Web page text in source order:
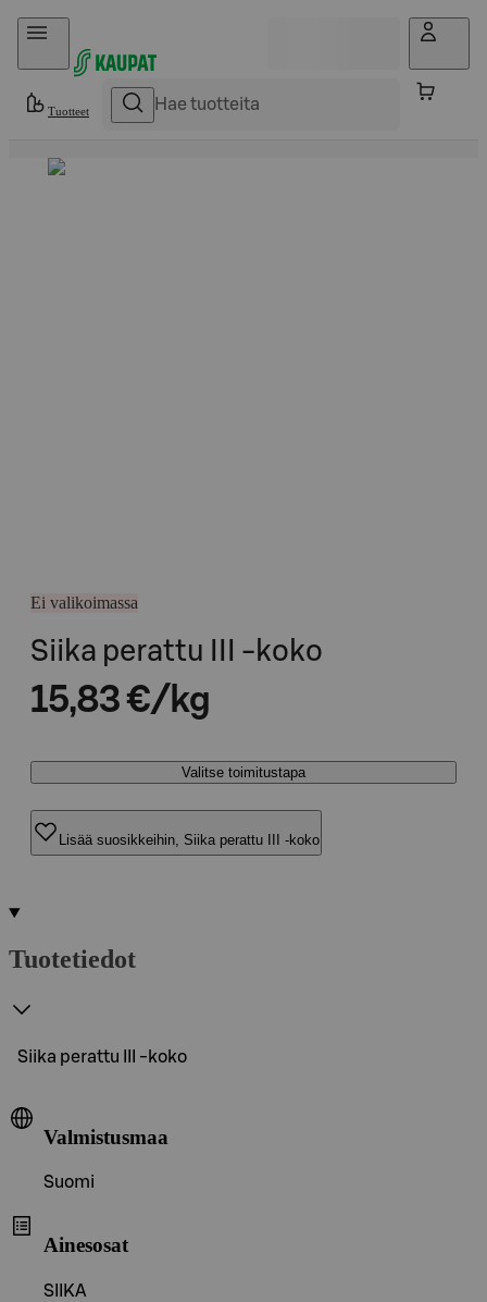
Hyppää sisältöön
Tuotteet
Ei valikoimassa
Siika perattu III -koko
15,83 €/kg
Valitse toimitustapa
Lisää suosikkeihin, Siika perattu III -koko
Tuotetiedot
Siika perattu III -koko
Valmistusmaa
Suomi
Ainesosat
SIIKA